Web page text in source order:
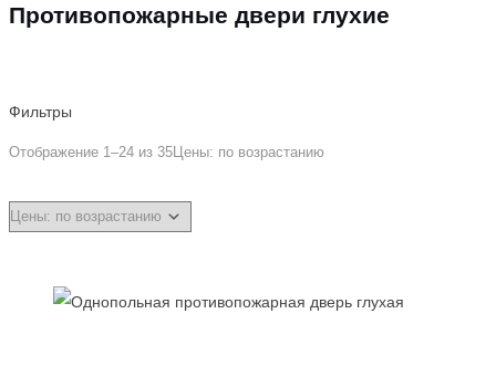
Противопожарные двери глухие
Фильтры
Отображение 1–24 из 35 Цены: по возрастанию